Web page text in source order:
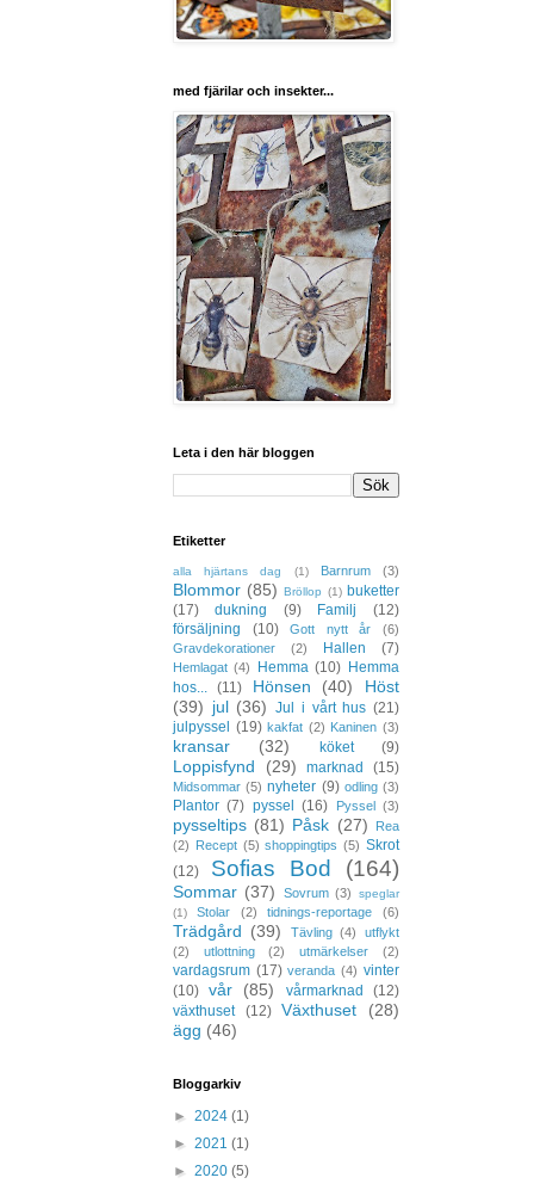
med fjärilar och insekter...
Leta i den här bloggen
Etiketter
alla hjärtans dag (1) Barnrum (3)
Blommor (85) Bröllop (1) buketter
(17)
dukning (9) Familj
(12)
försäljning
(10) Gott nytt år
(6)
Gravdekorationer
(2) Hallen (7)
Hemlagat (4) Hemma (10) Hemma
hos...
(11) Hönsen (40)
Höst
(39) jul (36) Jul i vårt hus (21)
julpyssel
(19) kakfat (2) Kaninen (3)
kransar (32) köket (9)
Loppisfynd (29) marknad (15)
Midsommar (5) nyheter (9) odling (3)
Plantor (7) pyssel (16) Pyssel (3)
pysseltips (81) Påsk (27)
Rea
(2) Recept (5) shoppingtips (5) Skrot
(12)
Sofias Bod (164)
Sommar (37) Sovrum (3)
speglar
(1)
Stolar (2) tidnings-reportage (6)
Trädgård (39) Tävling (4)
utflykt
(2)
utlottning (2) utmärkelser (2)
vardagsrum (17) veranda (4) vinter
(10) vår (85) vårmarknad
(12)
växthuset
(12) Växthuset
(28)
ägg (46)
Bloggarkiv
► 2024 (1)
► 2021 (1)
► 2020 (5)